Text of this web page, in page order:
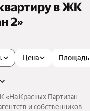
в ЖК
2»
Цена Площадь
«На Красных Партизан
и собственников